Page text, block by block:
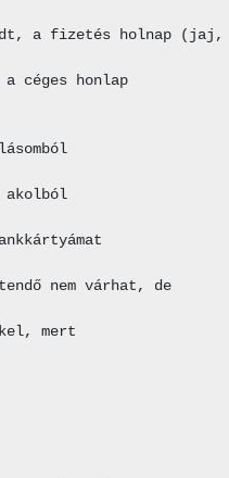
céges honlap
mert